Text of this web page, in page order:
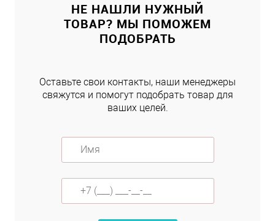
НЕ НАШЛИ НУЖНЫЙ
ТОВАР? МЫ ПОМОЖЕМ
ПОДОБРАТЬ
Оставьте свои контакты, наши менеджеры
свяжутся и помогут подобрать товар для
ваших целей.